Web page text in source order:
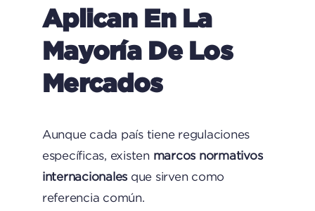
Aplican En La
Mayoría De Los
Mercados
Aunque cada país tiene regulaciones
específicas, existen marcos normativos
internacionales que sirven como
referencia común.